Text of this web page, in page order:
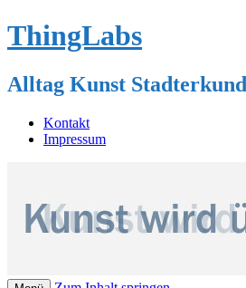
ThingLabs
Alltag Kunst
Kontakt
Impressum